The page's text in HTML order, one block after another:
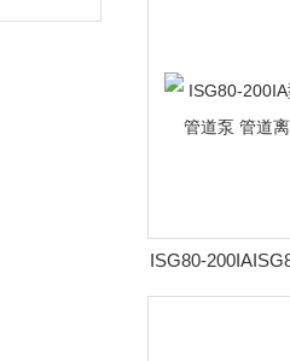
ISG80-
速立式管道泵 管